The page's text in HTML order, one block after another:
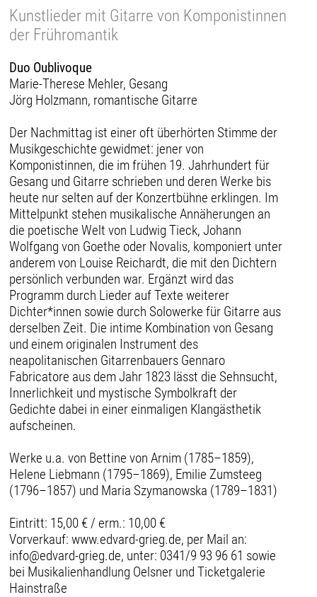
Kunstlieder mit Gitarre von Komponistinnen
der Frühromantik
Duo Oublivoque
Marie-Therese Mehler, Gesang
Jörg Holzmann, romantische Gitarre
Der Nachmittag ist einer oft überhörten Stimme der
Musikgeschichte gewidmet: jener von
Komponistinnen, die im frühen 19. Jahrhundert für
Gesang und Gitarre schrieben und deren Werke bis
heute nur selten auf der Konzertbühne erklingen. Im
Mittelpunkt stehen musikalische Annäherungen an
die poetische Welt von Ludwig Tieck, Johann
Wolfgang von Goethe oder Novalis, komponiert unter
anderem von Louise Reichardt, die mit den Dichtern
persönlich verbunden war. Ergänzt wird das
Programm durch Lieder auf Texte weiterer
Dichter*innen sowie durch Solowerke für Gitarre aus
derselben Zeit. Die intime Kombination von Gesang
und einem originalen Instrument des
neapolitanischen Gitarrenbauers Gennaro
Fabricatore aus dem Jahr 1823 lässt die Sehnsucht,
Innerlichkeit und mystische Symbolkraft der
Gedichte dabei in einer einmaligen Klangästhetik
aufscheinen.
Werke u.a. von Bettine von Arnim (1785–1859),
Helene Liebmann (1795–1869), Emilie Zumsteeg
(1796–1857) und Maria Szymanowska (1789–1831)
Eintritt: 15,00 € / erm.: 10,00 €
Vorverkauf: www.edvard-grieg.de, per Mail an:
info@edvard-grieg.de, unter: 0341/9 93 96 61 sowie
bei Musikalienhandlung Oelsner und Ticketgalerie
Hainstraße